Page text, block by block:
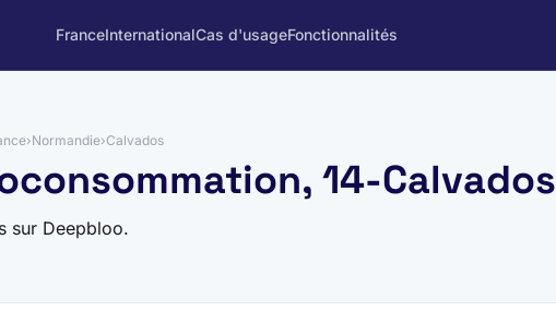
FranceInternationalCas d'usageFonctionnalités
›Normandie›Calvados
14-Calvados
sur Deepbloo.